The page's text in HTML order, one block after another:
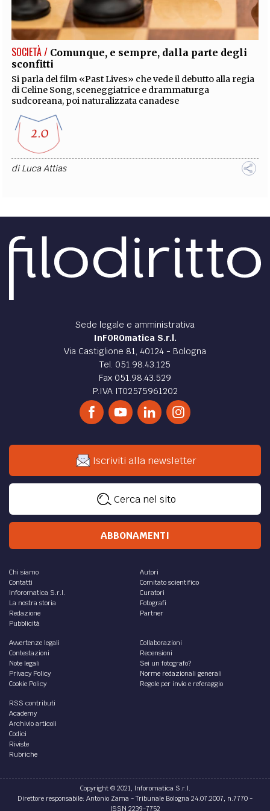
EXTRA
CODICI RUBRICHE PROCEEDINGS CONTATTI
SOCIAL MEDIA
SOCIETÀ / Comunque, e sempre, dalla parte degli
sconfitti
Si parla del film «Past Lives» che vede il debutto alla regia
di Celine Song, sceneggiatrice e drammaturga
sudcoreana, poi naturalizzata canadese
diLuca Attias
Sede legale e amministrativa
InFOROmatica S.r.l.
Via Castiglione 81, 40124 - Bologna
Tel. 051.98.43.125
Fax 051.98.43.529
P.IVA IT02575961202
Iscriviti alla newsletter
Cerca nel sito
ABBONAMENTI
Chi siamo
Contatti
Inforomatica S.r.l.
La nostra storia
Redazione
Pubblicità
Autori
Comitato scientifico
Curatori
Fotografi
Partner
Avvertenze legali
Contestazioni
Note legali
Privacy Policy
Cookie Policy
Collaborazioni
Recensioni
Sei un fotografo?
Norme redazionali generali
Regole per invio e referaggio
RSS contributi
Academy
Archivio articoli
Codici
Riviste
Rubriche
Copyright © 2021, Inforomatica S.r.l.
Direttore responsabile: Antonio Zama - Tribunale Bologna 24.07.2007, n.7770 -
ISSN 2239-7752